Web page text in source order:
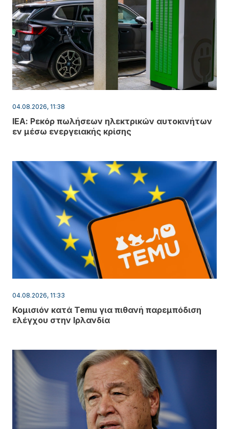
04.08.2026, 11:38
ΙΕΑ: Ρεκόρ πωλήσεων ηλεκτρικών αυτοκινήτων
εν μέσω ενεργειακής κρίσης
04.08.2026, 11:33
Κομισιόν κατά Temu για πιθανή παρεμπόδιση
ελέγχου στην Ιρλανδία